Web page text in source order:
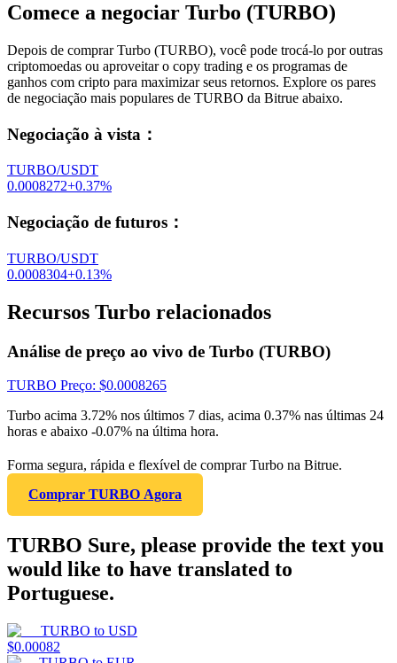
Comece a negociar Turbo (TURBO)
Depois de comprar Turbo (TURBO), você pode trocá-lo por outras
criptomoedas ou aproveitar o copy trading e os programas de
ganhos com cripto para maximizar seus retornos. Explore os pares
de negociação mais populares de TURBO da Bitrue abaixo.
Negociação à vista ：
TURBO/USDT
0.0008272+0.37%
Negociação de futuros ：
TURBO/USDT
0.0008304+0.13%
Recursos Turbo relacionados
Análise de preço ao vivo de Turbo (TURBO)
TURBO Preço: $0.0008265
Turbo acima 3.72% nos últimos 7 dias, acima 0.37% nas últimas 24
horas e abaixo -0.07% na última hora.
Forma segura, rápida e flexível de comprar Turbo na Bitrue.
Comprar TURBO Agora
TURBO Sure, please provide the text you
would like to have translated to
Portuguese.
TURBO to USD
$0.00082